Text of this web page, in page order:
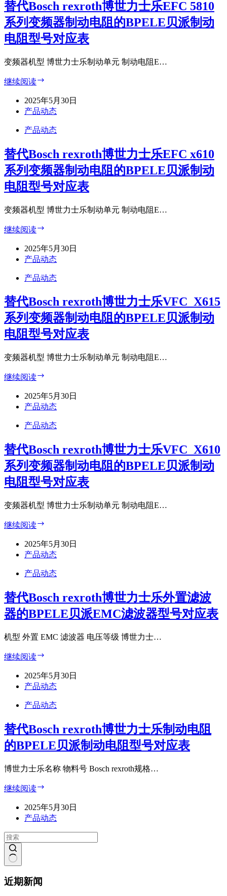
替代Bosch rexroth博世力士乐EFC 5810
系列变频器制动电阻的BPELE贝派制动
电阻型号对应表
变频器机型 博世力士乐制动单元 制动电阻E…
继续阅读
Bosch
rexroth
世
士
乐
EFC
5810
系
变
制
动
电
阻
BPELE
贝
派
制
动
阻
对
应
2025年5月30日
产品动态
产品动态
替代Bosch rexroth博世力士乐EFC x610
系列变频器制动电阻的BPELE贝派制动
电阻型号对应表
变频器机型 博世力士乐制动单元 制动电阻E…
继续阅读
Bosch
rexroth
世
士
乐
EFC
x610
系
变
制
动
阻
BPELE
贝
派
制
动
阻
对
应
2025年5月30日
产品动态
产品动态
替代Bosch rexroth博世力士乐VFC_X615
系列变频器制动电阻的BPELE贝派制动
电阻型号对应表
变频器机型 博世力士乐制动单元 制动电阻E…
继续阅读
Bosch
rexroth
世
士
乐
VFC_X615
系
列
频
动
电
的
派
制
电
对
应
表
2025年5月30日
产品动态
产品动态
替代Bosch rexroth博世力士乐VFC_X610
系列变频器制动电阻的BPELE贝派制动
电阻型号对应表
变频器机型 博世力士乐制动单元 制动电阻E…
继续阅读
Bosch
rexroth
世
士
乐
VFC_X610
列
制
动
电
阻
BPELE
贝
派
制
动
型
号
2025年5月30日
产品动态
产品动态
替代Bosch rexroth博世力士乐外置滤波
器的BPELE贝派EMC滤波器型号对应表
机型 外置 EMC 滤波器 电压等级 博世力士…
继续阅读
Bosch
rexroth
世
士
乐
外
滤
BPELE
贝
派
EMC
2025年5月30日
产品动态
产品动态
替代Bosch rexroth博世力士乐制动电阻
的BPELE贝派制动电阻型号对应表
博世力士乐名称 物料号 Bosch rexroth规格…
继续阅读
Bosch
rexroth
2025年5月30日
产品动态
结
近期新闻